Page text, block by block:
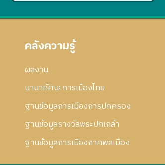
คลังความรู้
ผลงาน
นานาทัศนะการเมืองไทย
ฐานข้อมูลการเมืองการปกครอง
ฐานข้อมูลรางวัลพระปกเกล้า
ฐานข้อมูลการเมืองภาคพลเมือง